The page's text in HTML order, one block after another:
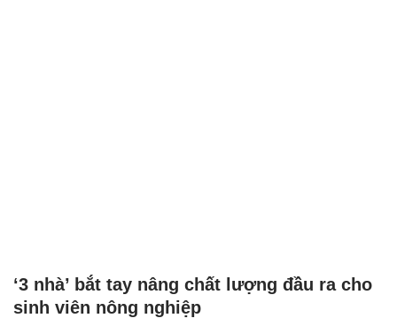
‘3 nhà’ bắt tay nâng chất lượng đầu ra cho
sinh viên nông nghiệp